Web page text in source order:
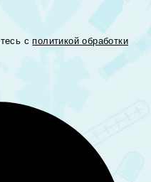
сполитикой обработки